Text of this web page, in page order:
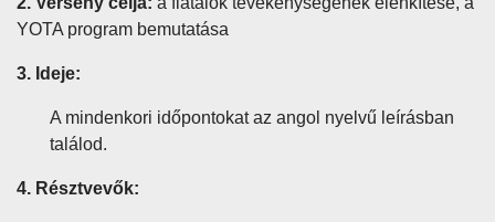
YOTA program bemutatása
3. Ideje:
A mindenkori időpontokat az angol nyelvű leírásban
találod.
4. Résztvevők: